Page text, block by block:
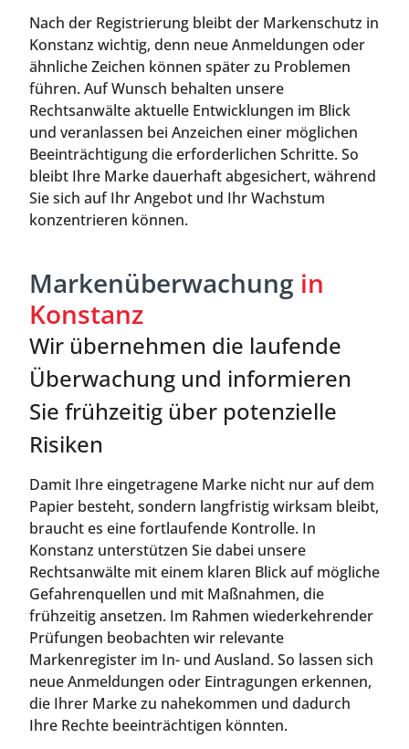
Nach der Registrierung bleibt der Markenschutz in
Konstanz wichtig, denn neue Anmeldungen oder
ähnliche Zeichen können später zu Problemen
führen. Auf Wunsch behalten unsere
Rechtsanwälte aktuelle Entwicklungen im Blick
und veranlassen bei Anzeichen einer möglichen
Beeinträchtigung die erforderlichen Schritte. So
bleibt Ihre Marke dauerhaft abgesichert, während
Sie sich auf Ihr Angebot und Ihr Wachstum
konzentrieren können.
Markenüberwachung in
Konstanz
Wir übernehmen die laufende
Überwachung und informieren
Sie frühzeitig über potenzielle
Risiken
Damit Ihre eingetragene Marke nicht nur auf dem
Papier besteht, sondern langfristig wirksam bleibt,
braucht es eine fortlaufende Kontrolle. In
Konstanz unterstützen Sie dabei unsere
Rechtsanwälte mit einem klaren Blick auf mögliche
Gefahrenquellen und mit Maßnahmen, die
frühzeitig ansetzen. Im Rahmen wiederkehrender
Prüfungen beobachten wir relevante
Markenregister im In- und Ausland. So lassen sich
neue Anmeldungen oder Eintragungen erkennen,
die Ihrer Marke zu nahekommen und dadurch
Ihre Rechte beeinträchtigen könnten.